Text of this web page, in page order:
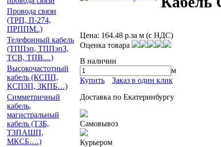
Провода связи
(ТРП, П-274,
ПРППМ..)
Телефонный кабель
(ТППэп, ТППэпЗ,
ТСВ, ТПВ....)
Высокочастотный
кабель (КСПП,
КСПЗП, ЗКПБ…)
Симметричный
кабель,
магистральный
кабель (ТЗБ,
ТЗПАШП,
МКСБ….)
Цена: 164.48 р.за м (с НДС)
Оценка товара
В наличии
м
Купить
Заказ в один клик
Доставка по Екатеринбургу
Самовывоз
Курьером